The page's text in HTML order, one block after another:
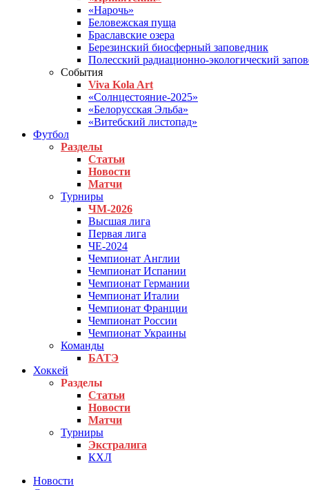
«Нарочь»
Беловежская пуща
Браславские озера
Березинский биосферный заповедник
Полесский радиационно-экологический
События
Viva Kola Art
«Солнцестояние-2025»
«Белорусская Эльба»
«Витебский листопад»
Футбол
Разделы
Статьи
Новости
Матчи
Турниры
ЧМ-2026
Высшая лига
Первая лига
ЧЕ-2024
Чемпионат Англии
Чемпионат Испании
Чемпионат Германии
Чемпионат Италии
Чемпионат Франции
Чемпионат России
Чемпионат Украины
Команды
БАТЭ
Хоккей
Разделы
Статьи
Новости
Матчи
Турниры
Экстралига
КХЛ
Новости